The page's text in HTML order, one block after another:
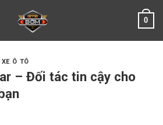
0
Ô TÔ
– Đối tác tin cậy cho